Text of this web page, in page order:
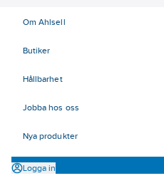
Om Ahlsell
Butiker
Hållbarhet
Jobba hos oss
Nya produkter
Logga in